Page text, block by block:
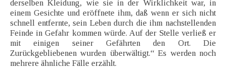
derselben Kleidung, wie sie in der Wirklichkeit war, in
einem Gesichte und eröffnete ihm, daß wenn er sich nicht
schnell entfernte, sein Leben durch die ihm nachstellenden
Feinde in Gefahr kommen würde. Auf der Stelle verließ er
mit einigen seiner Gefährten den Ort. Die
Zurückgebliebenen wurden überwältigt.“ Es werden noch
mehrere ähnliche Fälle erzählt.